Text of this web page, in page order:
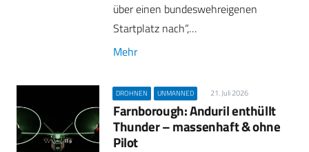
über einen bundeswehreigenen
Startplatz nach“,…
Mehr
DROHNEN UNMANNED 21. Juli 2026
Farnborough: Anduril enthüllt
Thunder – massenhaft & ohne
Pilot